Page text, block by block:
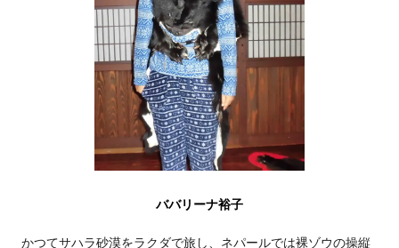
ババリーナ裕子
かつてサハラ砂漠をラクダで旅し、ネパールでは裸ゾウの操縦